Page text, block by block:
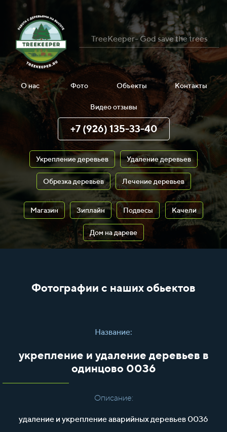
TreeKeeper- God save the trees
О нас Фото Объекты Контакты
Видео отзывы
+7 (926) 135-33-40
Укрепление деревьев Удаление деревьев
Обрезка деревьев Лечение деревьев
Магазин Зиплайн Подвесы Качели
Дом на дареве
Фотографии с наших обьектов
Название:
укрепление и удаление деревьев в
одинцово 0036
Описание:
удаление и укрепление аварийных деревьев 0036